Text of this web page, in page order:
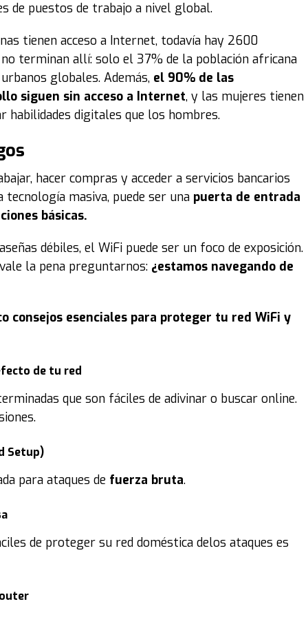
de puestos de trabajo a nivel global.
tienen acceso a Internet, todavía hay 2600
terminan allí: solo el 37% de la población africana
globales. Además, el 90% de las
siguen sin acceso a Internet, y las mujeres tienen
habilidades digitales que los hombres.
hacer compras y acceder a servicios bancarios
masiva, puede ser una puerta de entrada
básicas.
débiles, el WiFi puede ser un foco de exposición.
la pena preguntarnos: ¿estamos navegando de
consejos esenciales para proteger tu red WiFi y
de tu red
que son fáciles de adivinar o buscar online.
Setup)
para ataques de fuerza bruta.
de proteger su red doméstica delos ataques es